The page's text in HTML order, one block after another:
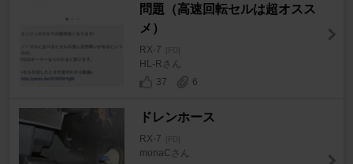
問題（高速回転セルは超オスス
メ）
RX-7 [FD]
HL-Rさん
37
6
ドレンホース
RX-7 [FD]
monaCさん